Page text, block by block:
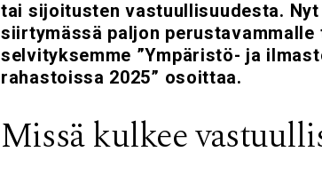
tai sijoitusten vastuullisuudesta.
siirtymässä paljon
selvityksemme ”Ympäristö- ja
rahastoissa 2025” osoittaa.
Missä kulkee